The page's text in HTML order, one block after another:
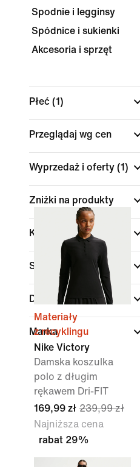
Spodnie i legginsy
Spódnice i sukienki
Akcesoria i sprzęt
Płeć (1)
Przeglądaj wg cen
Wyprzedaż i oferty (1)
Zniżki na produkty
Kolor
Sporty (1)
Dopasowanie
Marka
Materiały
z recyklingu
Nike Victory
Damska koszulka
polo z długim
rękawem Dri-FIT
169,99 zł 239,99 zł
Najniższa cena
rabat 29%